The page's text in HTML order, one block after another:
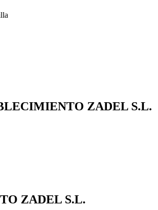
ZADEL S.L.
ZADEL S.L.